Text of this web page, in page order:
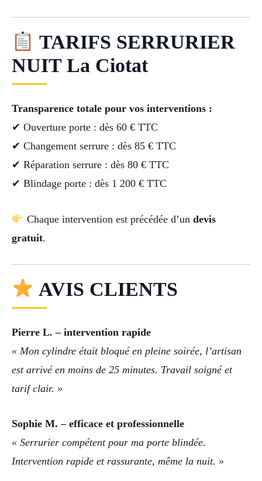
TARIFS SERRURIER
NUIT La Ciotat
Transparence totale pour vos interventions :
✔ Ouverture porte : dès 60 € TTC
✔ Changement serrure : dès 85 € TTC
✔ Réparation serrure : dès 80 € TTC
✔ Blindage porte : dès 1 200 € TTC
Chaque intervention est précédée d’un devis
gratuit.
AVIS CLIENTS
Pierre L. – intervention rapide
« Mon cylindre était bloqué en pleine soirée, l’artisan
est arrivé en moins de 25 minutes. Travail soigné et
tarif clair. »
Sophie M. – efficace et professionnelle
« Serrurier compétent pour ma porte blindée.
Intervention rapide et rassurante, même la nuit. »